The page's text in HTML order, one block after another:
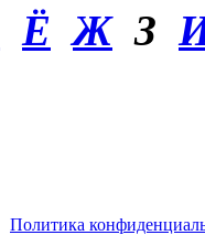
Ё ЖЗ
Политика